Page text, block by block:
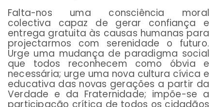
Falta-nos uma consciência moral
colectiva capaz de gerar confiança e
entrega gratuita às causas humanas para
projectarmos com serenidade o futuro.
Urge uma mudança de paradigma social
que todos reconhecem como óbvia e
necessária; urge uma nova cultura cívica e
educativa das novas gerações a partir da
Verdade e da Fraternidade; impõe-se a
participação crítica de todos os cidadãos